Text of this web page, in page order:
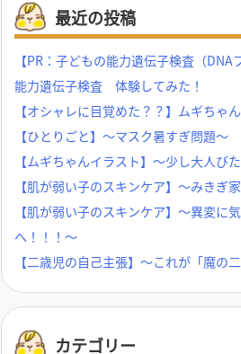
最近の投稿
【PR：子どもの能力遺伝子検査（
能力遺伝子検査 体験してみた！
【オシャレに目覚めた？？】ムギちゃ
【ひとりごと】～マスク暑すぎ問題～
【ムギちゃんイラスト】～少し大人び
【肌が弱い子のスキンケア】～みきぎ
【肌が弱い子のスキンケア】～異変に
へ！！！～
【二歳児の自己主張】～これが「魔の
カテゴリー